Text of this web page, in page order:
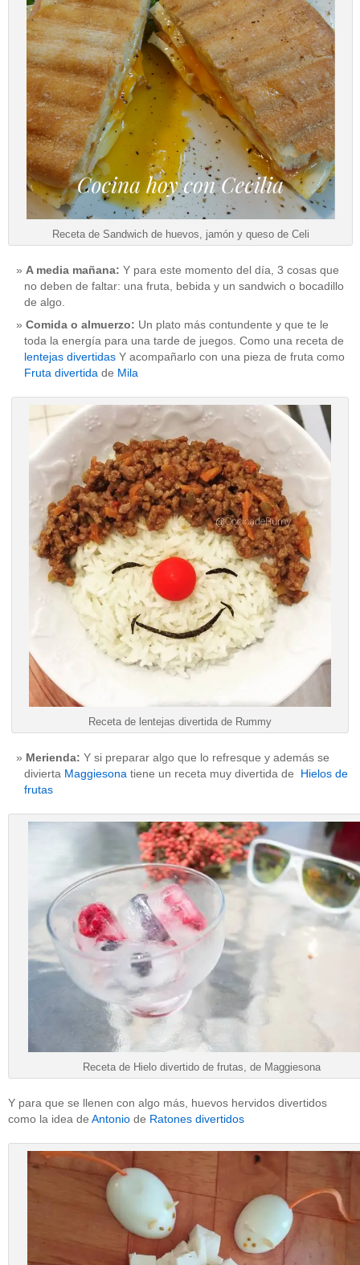
Receta de Sandwich de huevos, jamón y queso de Celi
A media mañana: Y para este momento del día, 3 cosas que
no deben de faltar: una fruta, bebida y un sandwich o bocadillo
de algo.
Comida o almuerzo: Un plato más contundente y que te le
toda la energía para una tarde de juegos. Como una receta de
lentejas divertidas Y acompañarlo con una pieza de fruta como
Fruta divertida de Mila
Receta de lentejas divertida de Rummy
Merienda: Y si preparar algo que lo refresque y además se
divierta Maggiesona tiene un receta muy divertida de Hielos de
frutas
Receta de Hielo divertido de frutas, de Maggiesona
Y para que se llenen con algo más, huevos hervidos divertidos
como la idea de Antonio de Ratones divertidos